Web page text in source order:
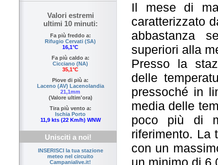
Valori estremi
ultimi 10 minuti:
Fa più freddo a:
Rifugio Cervati (SA)
16,1°C
Fa più caldo a:
Cicciano (NA)
35,1°C
Piove di più a:
Laceno (AV) Lacenolandia
21,1mm
(Valore ultim'ora)
Tira più vento a:
Ischia Porto
11,9 kts (22 Km/h) WNW
Unisciti a noi!
INSERISCI la tua stazione
meteo nel circuito
Campanialive.it!
Il mese di
caratterizzato
abbastanza
superiori alla
Presso la
delle
pressoché in
media delle
poco più di
riferimento. La
con un
un minimo di